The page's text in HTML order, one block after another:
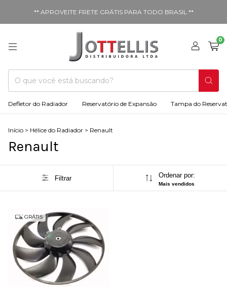
** APROVEITE FRETE GRÁTIS PARA TODO BRASIL **
0
Defletor do Radiador Reservatório de Expansão Tampa do
Início > Hélice do Radiador > Renault
Renault
Filtrar Ordenar por:
Mais vendidos
GRÁTIS